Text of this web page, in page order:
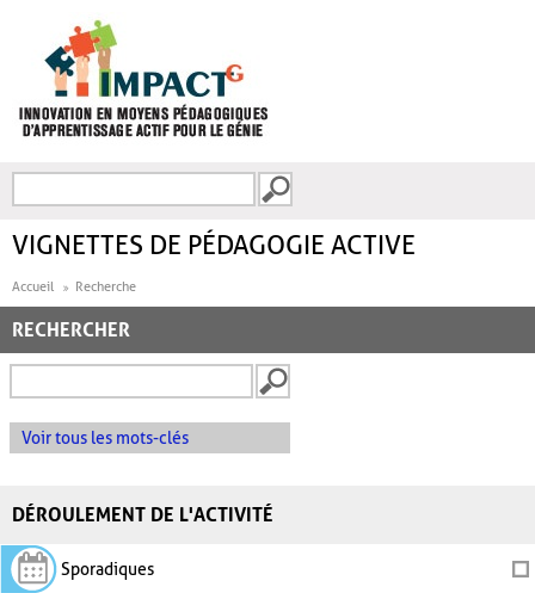
FORMULAIRE DE
VIGNETTES DE PÉDAGOGIE ACTIVE
Accueil Recherche
RECHERCHER
Voir tous les mots-clés
DÉROULEMENT DE L'ACTIVITÉ
Sporadiques